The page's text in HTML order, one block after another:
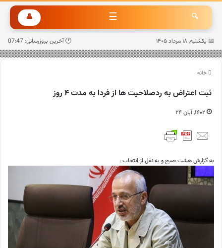
🔍
☰
👤
📅 یکشنبه, ۱۸ مرداد ۱۴۰۵ 🕐 آخرین بروزرسانی: 07:47
خانه
ثبت اعتراض به ردصلاحیت ها از فردا به مدت ۴ روز
۱۴۰۲, آبان ۲۴
به گزارش هشت صبح و به نقل از انتخاب :